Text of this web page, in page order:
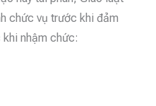
chức vụ trước khi đảm
nhậm chức: